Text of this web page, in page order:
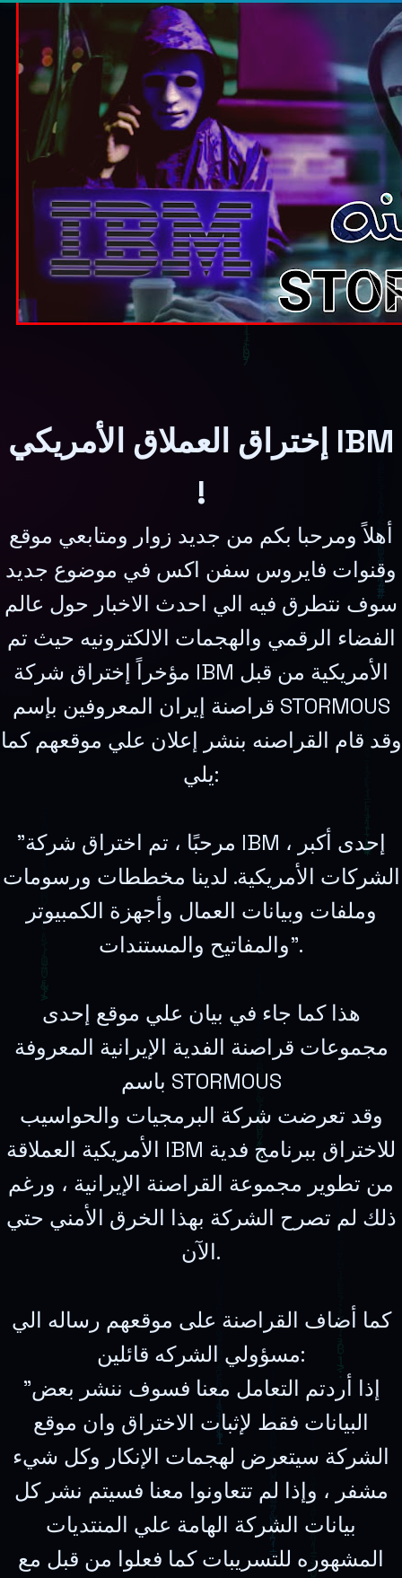
إختراق العملاق الأمريكي IBM
!
أهلاً ومرحبا بكم من جديد زوار ومتابعي موقع
وقنوات فايروس سفن اكس في موضوع جديد
سوف نتطرق فيه الي احدث الاخبار حول عالم
الفضاء الرقمي والهجمات الالكترونيه حيث تم
مؤخراً إختراق شركة IBM الأمريكية من قبل
قراصنة إيران المعروفين بإسم STORMOUS
وقد قام القراصنه بنشر إعلان علي موقعهم كما
يلي:
"مرحبًا ، تم اختراق شركة IBM ، إحدى أكبر
الشركات الأمريكية. لدينا مخططات ورسومات
وملفات وبيانات العمال وأجهزة الكمبيوتر
والمفاتيح والمستندات".
هذا كما جاء في بيان علي موقع إحدى
مجموعات قراصنة الفدية الإيرانية المعروفة
باسم STORMOUS
وقد تعرضت شركة البرمجيات والحواسيب
الأمريكية العملاقة IBM للاختراق ببرنامج فدية
من تطوير مجموعة القراصنة الإيرانية ، ورغم
ذلك لم تصرح الشركة بهذا الخرق الأمني حتي
الآن.
كما أضاف القراصنة على موقعهم رساله الي
مسؤولي الشركه قائلين:
"إذا أردتم التعامل معنا فسوف ننشر بعض
البيانات فقط لإثبات الاختراق وان موقع
الشركة سيتعرض لهجمات الإنكار وكل شيء
مشفر ، وإذا لم تتعاونوا معنا فسيتم نشر كل
بيانات الشركة الهامة علي المنتديات
المشهوره للتسريبات كما فعلوا من قبل مع